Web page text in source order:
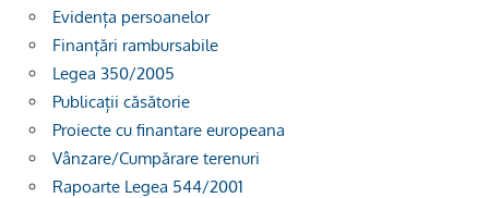
Evidența persoanelor
Finanțări rambursabile
Legea 350/2005
Publicații căsătorie
Proiecte cu finantare europeana
Vânzare/Cumpărare terenuri
Rapoarte Legea 544/2001